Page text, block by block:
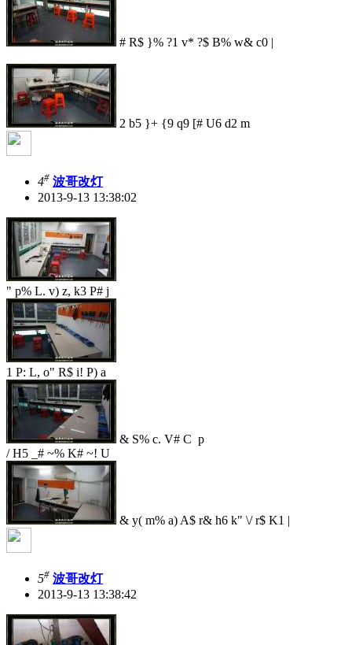
# R$ }% ?1 v* ?$ B% w& c0 |
2 b5 }+ {9 q9 [# U6 d2 m
4# 波哥改灯
2013-9-13 13:38:02
" p% L. v) z, k3 P# j
1 P: L, o" R$ i! P) a
& S% c. V# C p
/ H5 _# ~% K# ~! U
& y( m% a) A$ r& h6 k" \/ r$ K1 |
5# 波哥改灯
2013-9-13 13:38:42